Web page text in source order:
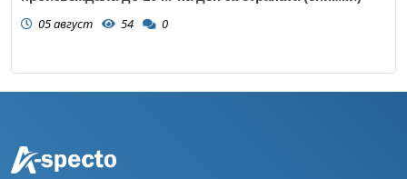
05 август 54 0